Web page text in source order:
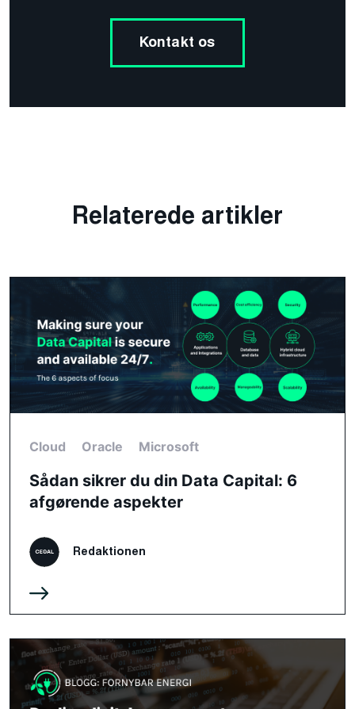
Kontakt os
Relaterede artikler
Cloud Oracle Microsoft
Sådan sikrer du din Data Capital: 6
afgørende aspekter
Redaktionen